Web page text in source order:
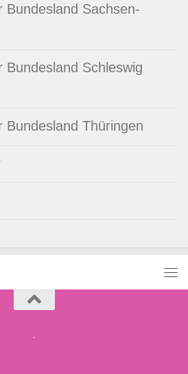
Bundesland Sachsen-
Bundesland Schleswig
Bundesland Thüringen
.